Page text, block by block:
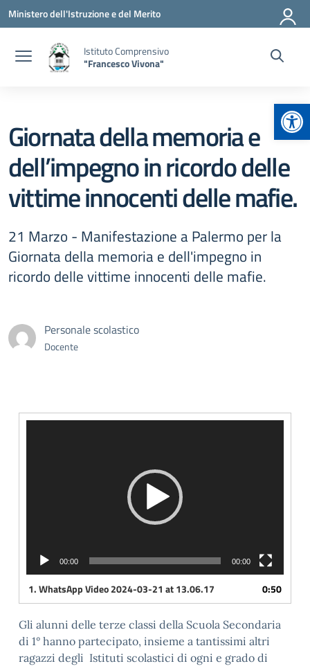
Vai ai contenuti
Vai al menu di navigazione
Vai al footer
Ministero dell'Istruzione e del Merito
Istituto Comprensivo
"Francesco Vivona"
Giornata della memoria e
dell’impegno in ricordo delle
vittime innocenti delle mafie.
21 Marzo - Manifestazione a Palermo per la
Giornata della memoria e dell'impegno in
ricordo delle vittime innocenti delle mafie.
Personale scolastico
Docente
00:00 00:00
1.WhatsApp Video 2024-03-21 at 13.06.17 0:50
Gli alunni delle terze classi della Scuola Secondaria
di 1° hanno partecipato, insieme a tantissimi altri
ragazzi degli Istituti scolastici di ogni e grado di